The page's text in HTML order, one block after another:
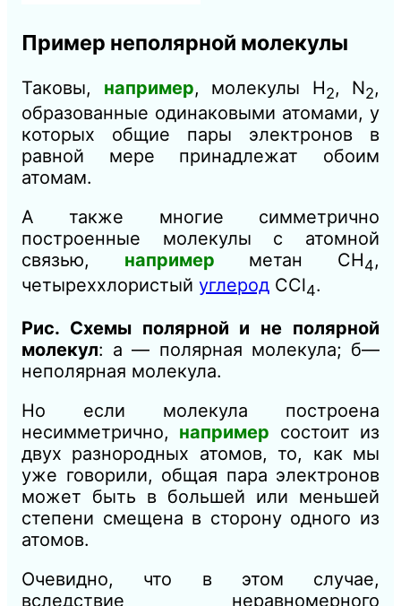
Пример неполярной молекулы
Таковы, например, молекулы Н2, N2,
образованные одинаковыми атомами, у
которых общие пары электронов в
равной мере принадлежат обоим
атомам.
А также многие симметрично
построенные молекулы с атомной
связью, например метан СН4,
четыреххлористый углерод ССl4.
Рис. Схемы полярной и не полярной
молекул: а — полярная молекула; б—
неполярная молекула.
Но если молекула построена
несимметрично, например состоит из
двух разнородных атомов, то, как мы
уже говорили, общая пара электронов
может быть в большей или меньшей
степени смещена в сторону одного из
атомов.
Очевидно, что в этом случае,
вследствие неравномерного